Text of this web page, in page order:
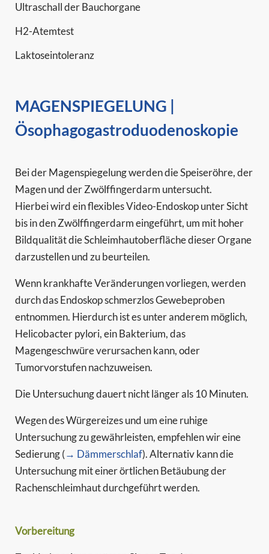
Ultraschall der Bauchorgane
H2-Atemtest
Laktoseintoleranz
MAGENSPIEGELUNG |
Ösophagogastroduodenoskopie
Bei der Magenspiegelung werden die Speiseröhre, der
Magen und der Zwölffingerdarm untersucht.
Hierbei wird ein flexibles Video-Endoskop unter Sicht
bis in den Zwölffingerdarm eingeführt, um mit hoher
Bildqualität die Schleimhautoberfläche dieser Organe
darzustellen und zu beurteilen.
Wenn krankhafte Veränderungen vorliegen, werden
durch das Endoskop schmerzlos Gewebeproben
entnommen. Hierdurch ist es unter anderem möglich,
Helicobacter pylori, ein Bakterium, das
Magengeschwüre verursachen kann, oder
Tumorvorstufen nachzuweisen.
Die Untersuchung dauert nicht länger als 10 Minuten.
Wegen des Würgereizes und um eine ruhige
Untersuchung zu gewährleisten, empfehlen wir eine
Sedierung (→ Dämmerschlaf). Alternativ kann die
Untersuchung mit einer örtlichen Betäubung der
Rachenschleimhaut durchgeführt werden.
Vorbereitung